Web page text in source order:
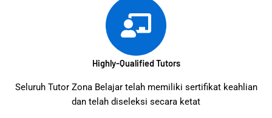
Highly-Qualified Tutors
Seluruh Tutor Zona Belajar telah memiliki sertifikat keahlian
dan telah diseleksi secara ketat